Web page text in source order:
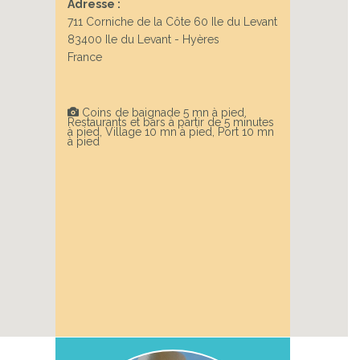
Adresse :
711 Corniche de la Côte 60 Ile du Levant
83400 Ile du Levant - Hyères
France
Coins de baignade 5 mn à pied,
Restaurants et bars à partir de 5 minutes
à pied, Village 10 mn à pied, Port 10 mn
à pied